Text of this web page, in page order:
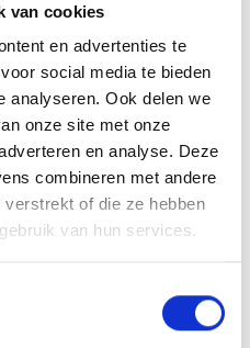
van cookies
en advertenties te
social media te bieden
analyseren. Ook delen we
onze site met onze
en analyse. Deze
combineren met andere
of die ze hebben
van hun services.